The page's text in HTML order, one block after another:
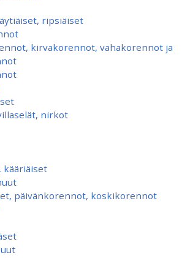
ripsiäiset
kirvakorennot, vahakorennot ja
nirkot
kääriäiset
päivänkorennot, koskikorennot